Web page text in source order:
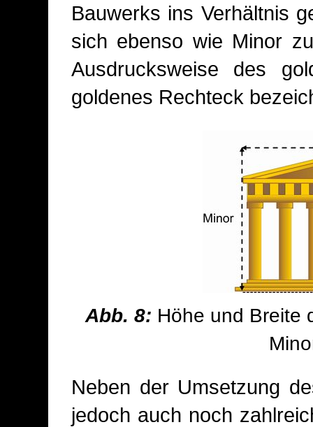
Bauwerks ins Verhältnis
sich ebenso wie Minor
Ausdrucksweise des
goldenes Rechteck
Abb. 8: Höhe und Breite
Neben der Umsetzung
jedoch auch noch